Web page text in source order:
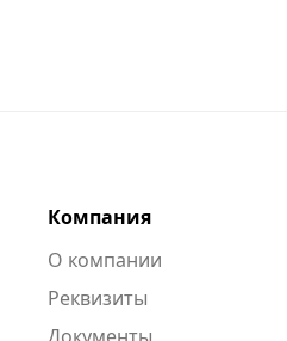
Компания
О компании
Реквизиты
Документы